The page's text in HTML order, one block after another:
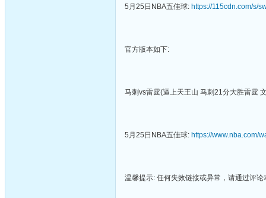
5月25日NBA五佳球: https://115cdn.com/s/
官方版本如下:
马刺vs雷霆(逼上天王山 马刺21分大胜雷霆
5月25日NBA五佳球: https://www.nba.com/
温馨提示: 任何失效链接或异常，请通过评